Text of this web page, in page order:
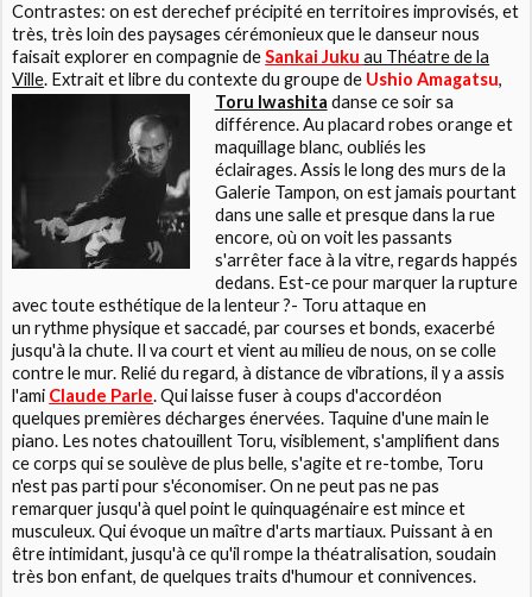
Contrastes: on est derechef précipité en territoires improvisés, et
très, très loin des paysages cérémonieux que le danseur nous
faisait explorer en compagnie deSankai Jukuau Théatre de la
Ville. Extrait et libre du contexte du groupe de Ushio Amagatsu,
Toru Iwashita danse ce soir sa
différence. Au placard robes orange et
maquillage blanc, oubliés les
éclairages. Assis le long des murs de la
Galerie Tampon, on est jamais pourtant
dans une salle et presque dans la rue
encore, où on voit les passants
s'arrêter face à la vitre, regards happés
dedans. Est-ce pour marquer la rupture
avec toute esthétique de la lenteur ?- Toru attaque en
un rythme physique et saccadé, par courses et bonds, exacerbé
jusqu'à la chute. Il va court et vient au milieu de nous, on se colle
contre le mur. Relié du regard, à distance de vibrations, il y a assis
l'ami Claude Parle. Qui laisse fuser à coups d'accordéon
quelques premières décharges énervées. Taquine d'une main le
piano. Les notes chatouillent Toru, visiblement, s'amplifient dans
ce corps qui se soulève de plus belle, s'agite et re-tombe, Toru
n'est pas parti pour s'économiser. On ne peut pas ne pas
remarquer jusqu'à quel point le quinquagénaire est mince et
musculeux. Qui évoque un maître d'arts martiaux. Puissant à en
être intimidant, jusqu'à ce qu'il rompe la théatralisation, soudain
très bon enfant, de quelques traits d'humour et connivences.